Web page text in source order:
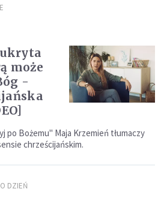
może
-
po Bożemu" Maja Krzemień tłumaczy
chrześcijańskim.
DZIEŃ